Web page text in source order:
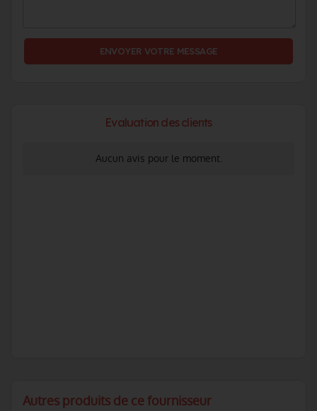
Evaluation des clients
Aucun avis pour le moment.
Autres produits de ce fournisseur